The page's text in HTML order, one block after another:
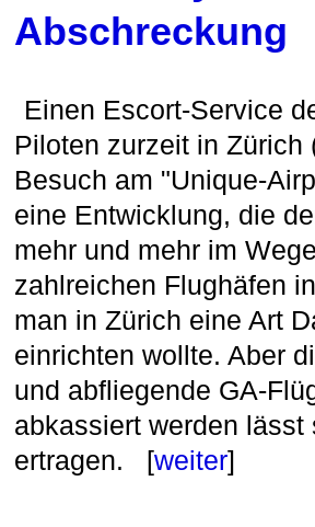
Abschreckung
Einen Escort-Service
Piloten zurzeit in Zürich
Besuch am "Unique-
eine Entwicklung, die
mehr und mehr im
zahlreichen Flughäfen
man in Zürich eine Art
einrichten wollte. Aber
und abfliegende GA-
abkassiert werden
ertragen. [weiter]